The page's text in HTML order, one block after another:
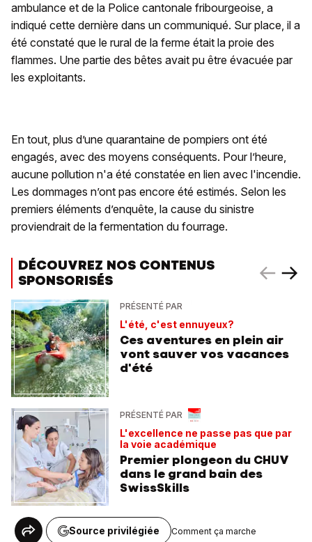
ambulance et de la Police cantonale fribourgeoise, a
indiqué cette dernière dans un communiqué. Sur place, il a
été constaté que le rural de la ferme était la proie des
flammes. Une partie des bêtes avait pu être évacuée par
les exploitants.
En tout, plus d’une quarantaine de pompiers ont été
engagés, avec des moyens conséquents. Pour l’heure,
aucune pollution n'a été constatée en lien avec l'incendie.
Les dommages n’ont pas encore été estimés. Selon les
premiers éléments d’enquête, la cause du sinistre
proviendrait de la fermentation du fourrage.
DÉCOUVREZ NOS CONTENUS
SPONSORISÉS
PRÉSENTÉ PAR
L'été, c'est ennuyeux?
Ces aventures en plein air
vont sauver vos vacances
d'été
PRÉSENTÉ PAR
L'excellence ne passe pas que par
la voie académique
Premier plongeon du CHUV
dans le grand bain des
SwissSkills
Source privilégiée Comment ça marche